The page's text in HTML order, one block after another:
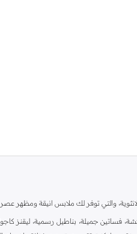
الانثوية، والتي توفر لك ملابس انيقة ومظهر
فساتين جميلة، بناطيل رسمية، ليقنز